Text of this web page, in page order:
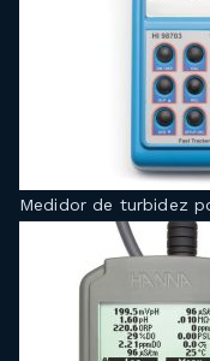
Medidor de turbidez